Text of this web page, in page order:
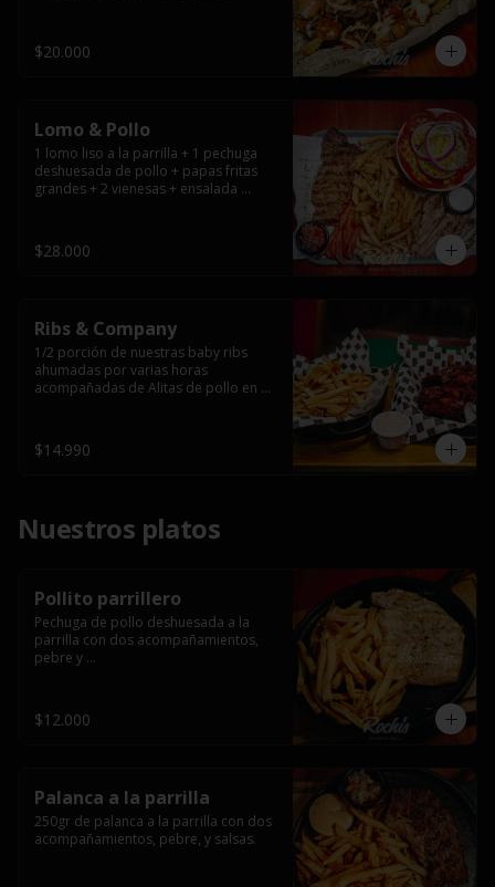
casera.
$20.000
Lomo & Pollo
1 lomo liso a la parrilla + 1 pechuga
deshuesada de pollo + papas fritas
grandes + 2 vienesas + ensalada
$28.000
Ribs & Company
1/2 porción de nuestras baby ribs
ahumadas por varias horas
acompañadas de Alitas de pollo en
$14.990
Nuestros platos
Pollito parrillero
Pechuga de pollo deshuesada a la
parrilla con dos acompañamientos,
pebre y
$12.000
Palanca a la parrilla
250gr de palanca a la parrilla con dos
acompañamientos, pebre, y salsas.